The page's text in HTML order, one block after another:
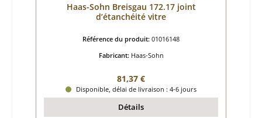
Haas-Sohn Breisgau 172.17 joint
d’étanchéité vitre
Référence du produit: 01016148
Fabricant: Haas-Sohn
Prix régulier :
81,37 €
Disponible, délai de livraison : 4-6 jours
Détails